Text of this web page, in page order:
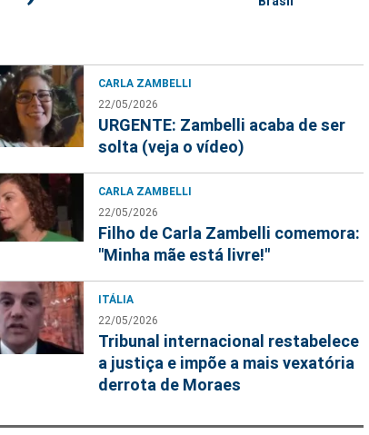
CARLA ZAMBELLI
22/05/2026
URGENTE: Zambelli acaba de ser
solta (veja o vídeo)
CARLA ZAMBELLI
22/05/2026
Filho de Carla Zambelli comemora:
"Minha mãe está livre!"
ITÁLIA
22/05/2026
Tribunal internacional restabelece
a justiça e impõe a mais vexatória
derrota de Moraes